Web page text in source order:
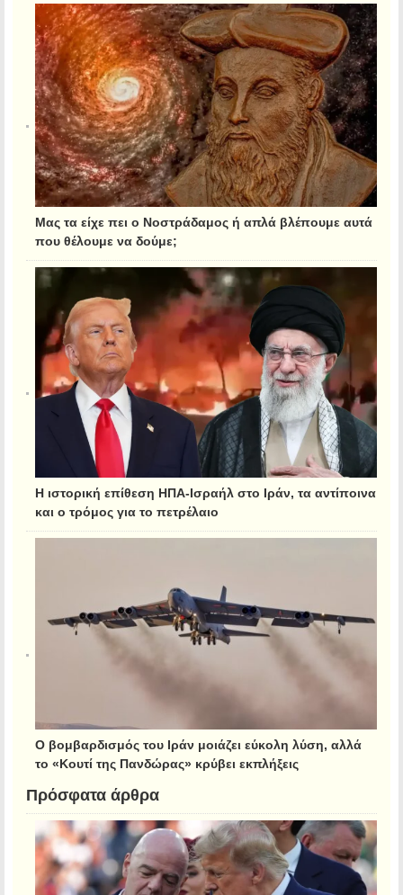
Μας τα είχε πει ο Νοστράδαμος ή απλά βλέπουμε αυτά
που θέλουμε να δούμε;
Η ιστορική επίθεση ΗΠΑ-Ισραήλ στο Ιράν, τα αντίποινα
και ο τρόμος για το πετρέλαιο
Ο βομβαρδισμός του Ιράν μοιάζει εύκολη λύση, αλλά
το «Κουτί της Πανδώρας» κρύβει εκπλήξεις
Πρόσφατα άρθρα